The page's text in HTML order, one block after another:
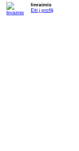
linraimis
Eiti į profilį